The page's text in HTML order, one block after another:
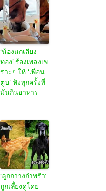
‘น้องนกเสียง
ทอง’ ร้องเพลงเพ
ราะๆ ให้ ‘เพื่อน
ตูบ’ ฟังทุกครั้งที่
มันกินอาหาร
‘ลูกกวางกำพร้า’
ถูกเลี้ยงดูโดย